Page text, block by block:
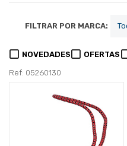
FILTRAR POR MARCA:
NOVEDADES OFERTAS
Ref: 05260130